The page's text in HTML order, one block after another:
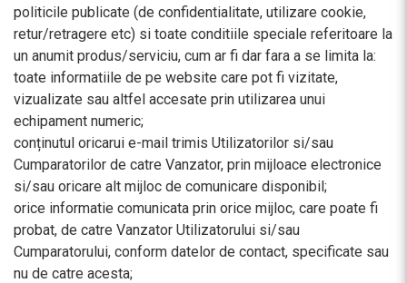
politicile publicate (de confidentialitate, utilizare cookie,
retur/retragere etc) si toate conditiile speciale referitoare la
un anumit produs/serviciu, cum ar fi dar fara a se limita la:
toate informatiile de pe website care pot fi vizitate,
vizualizate sau altfel accesate prin utilizarea unui
echipament numeric;
conținutul oricarui e-mail trimis Utilizatorilor si/sau
Cumparatorilor de catre Vanzator, prin mijloace electronice
si/sau oricare alt mijloc de comunicare disponibil;
orice informatie comunicata prin orice mijloc, care poate fi
probat, de catre Vanzator Utilizatorului si/sau
Cumparatorului, conform datelor de contact, specificate sau
nu de catre acesta;